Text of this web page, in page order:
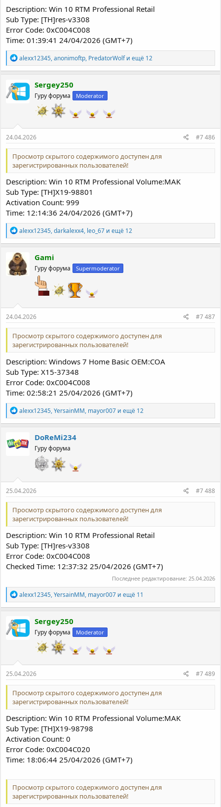
Description: Win 10 RTM Professional Retail
Sub Type: [TH]res-v3308
Error Code: 0xC004C008
Time: 01:39:41 24/04/2026 (GMT+7)
Р
е
а
к
ц
и
alexx12345,anonimoftp, PredatorWolfи ещё 12
Sergey250
Гуру форума Moderator
24.04.2026 #7 486
Просмотр скрытого содержимого доступен для
зарегистрированных пользователей!
Description: Win 10 RTM Professional Volume:MAK
Sub Type: [TH]X19-98801
Activation Count: 999
Time: 12:14:36 24/04/2026 (GMT+7)
Р
е
а
к
ц
и
и
alexx12345,darkalexx4, leo_67 и ещё 12
Gami
Гуру форума Supermoderator
24.04.2026 #7 487
Просмотр скрытого содержимого доступен для
зарегистрированных пользователей!
Description: Windows 7 Home Basic OEM:COA
Sub Type: X15-37348
Error Code: 0xC004C008
Time: 02:58:21 25/04/2026 (GMT+7)
Р
е
а
ц
и
alexx12345,YersainMM, mayor007 и ещё 12
DoReMi234
Гуру форума
25.04.2026 #7 488
Просмотр скрытого содержимого доступен для
зарегистрированных пользователей!
Description: Win 10 RTM Professional Retail
Sub Type: [TH]res-v3308
Error Code: 0xC004C008
Checked Time: 12:37:32 25/04/2026 (GMT+7)
Последнее редактирование: 25.04.2026
Р
е
а
к
ц
и
alexx12345,YersainMM, mayor007 и ещё 11
Sergey250
Гуру форума Moderator
25.04.2026 #7 489
Просмотр скрытого содержимого доступен для
зарегистрированных пользователей!
Description: Win 10 RTM Professional Volume:MAK
Sub Type: [TH]X19-98798
Activation Count: 0
Error Code: 0xC004C020
Time: 18:06:44 25/04/2026 (GMT+7)
Просмотр скрытого содержимого доступен для
зарегистрированных пользователей!